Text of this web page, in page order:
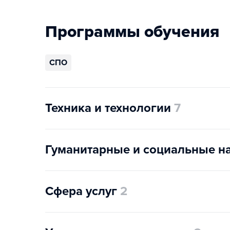
Программы обучения
СПО
Техника и технологии 7
Гуманитарные и социальные
Сфера услуг 2